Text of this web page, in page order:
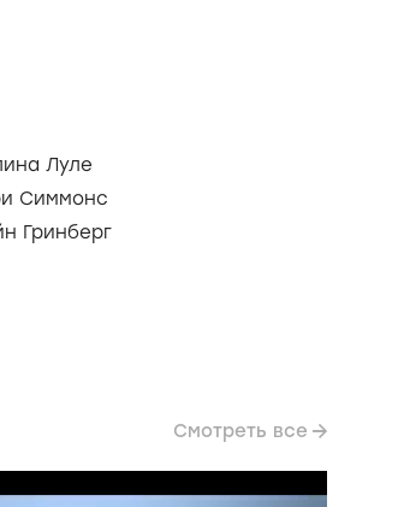
Луле
Симмонс
Гринберг
Смотреть все